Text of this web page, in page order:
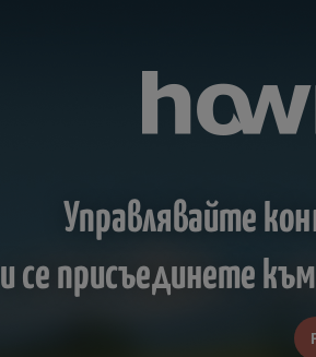
Управлявайте
и се присъединете